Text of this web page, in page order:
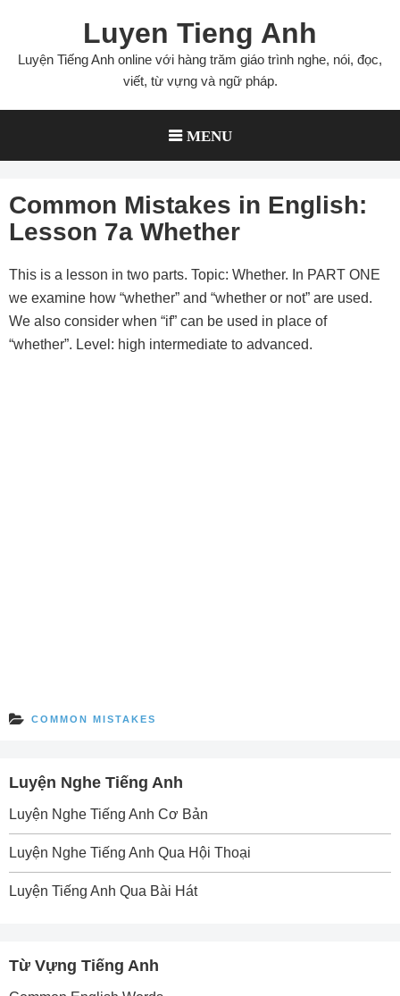
content
Luyen Tieng Anh
Luyện Tiếng Anh online với hàng trăm giáo trình nghe, nói, đọc,
viết, từ vựng và ngữ pháp.
MENU
Common Mistakes in English:
Lesson 7a Whether
This is a lesson in two parts. Topic: Whether. In PART ONE
we examine how “whether” and “whether or not” are used.
We also consider when “if” can be used in place of
“whether”. Level: high intermediate to advanced.
COMMON MISTAKES
Luyện Nghe Tiếng Anh
Luyện Nghe Tiếng Anh Cơ Bản
Luyện Nghe Tiếng Anh Qua Hội Thoại
Luyện Tiếng Anh Qua Bài Hát
Từ Vựng Tiếng Anh